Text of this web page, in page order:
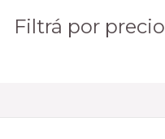
Filtrá por precio